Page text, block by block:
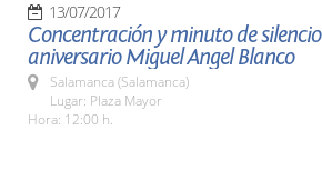
13/07/2017
Concentración y minuto de silencio
aniversario Miguel Angel Blanco
Salamanca (Salamanca)
Lugar: Plaza Mayor
Hora: 12:00 h.